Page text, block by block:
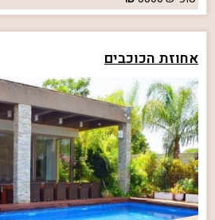
אחוזת הכוכבים